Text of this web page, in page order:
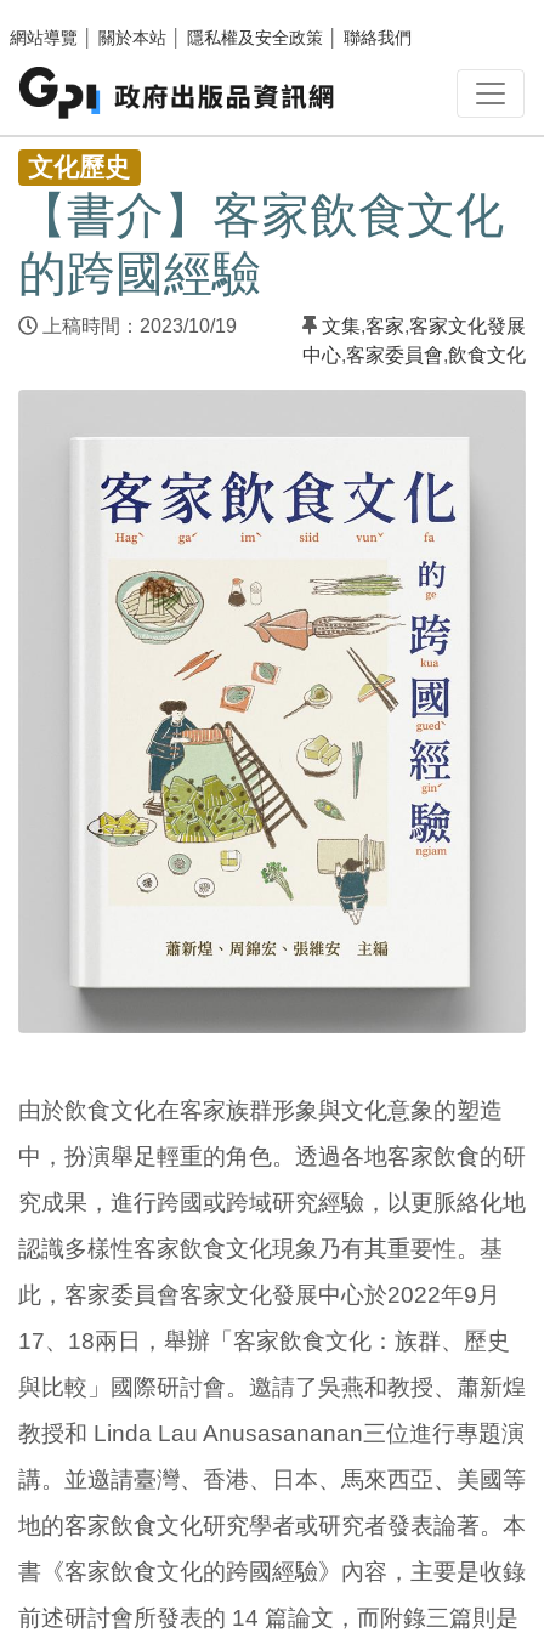
網站導覽
關於本站 隱私權及安全政策 聯絡我們
:::
文化歷史
【書介】客家飲食文化
的跨國經驗
上稿時間：2023/10/19 文集,客家,客家文化發展
中心,客家委員會,飲食文化
由於飲食文化在客家族群形象與文化意象的塑造
中，扮演舉足輕重的角色。透過各地客家飲食的研
究成果，進行跨國或跨域研究經驗，以更脈絡化地
認識多樣性客家飲食文化現象乃有其重要性。基
此，客家委員會客家文化發展中心於2022年9月
17、18兩日，舉辦「客家飲食文化：族群、歷史
與比較」國際研討會。邀請了吳燕和教授、蕭新煌
教授和 Linda Lau Anusasananan三位進行專題演
講。並邀請臺灣、香港、日本、馬來西亞、美國等
地的客家飲食文化研究學者或研究者發表論著。本
書《客家飲食文化的跨國經驗》內容，主要是收錄
前述研討會所發表的 14 篇論文，而附錄三篇則是